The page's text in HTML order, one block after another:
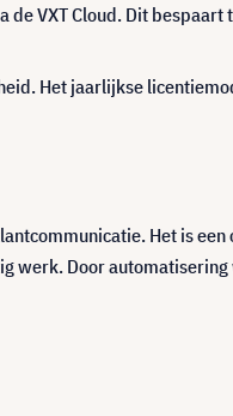
de VXT Cloud. Dit
Het jaarlijkse
Het is
werk. Door